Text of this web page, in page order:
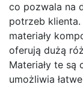
co pozwala na
potrzeb
materiały
oferują dużą
Materiały te
umożliwia